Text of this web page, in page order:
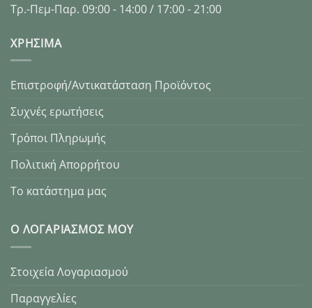
Τρ.-Πεμ-Παρ. 09:00 - 14:00 / 17:00 - 21:00
XΡΉΣΙΜΑ
Επιστροφή/Αντικατάσταση Προϊόντος
Συχνές ερωτήσεις
Τρόποι Πληρωμής
Πολιτική Απορρήτου
Το κατάστημα μας
Ο ΛΟΓΑΡΙΑΣΜΌΣ ΜΟΥ
Στοιχεία Λογαριασμού
Παραγγελίες